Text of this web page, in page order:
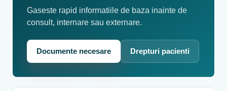
Gaseste rapid informatiile de baza inainte de
consult, internare sau externare.
Documente necesare Drepturi pacienti